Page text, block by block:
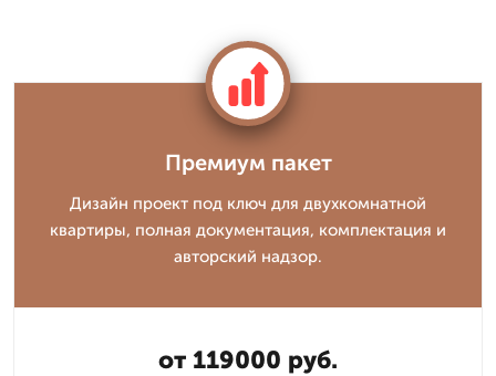
Премиум пакет
Дизайн проект под ключ для двухкомнатной
квартиры, полная документация, комплектация и
авторский надзор.
от 119000 руб.